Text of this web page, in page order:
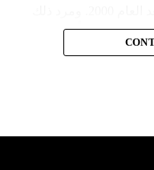
لم تكن يوماً محط
المؤمنة بالصراع ضد